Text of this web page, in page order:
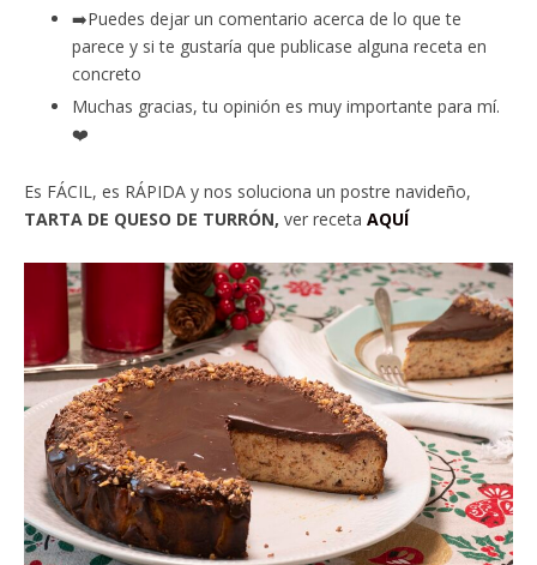
➡️Puedes dejar un comentario acerca de lo que te
parece y si te gustaría que publicase alguna receta en
concreto
Muchas gracias, tu opinión es muy importante para mí.
❤️
Es FÁCIL, es RÁPIDA y nos soluciona un postre navideño,
TARTA DE QUESO DE TURRÓN, ver receta AQUÍ